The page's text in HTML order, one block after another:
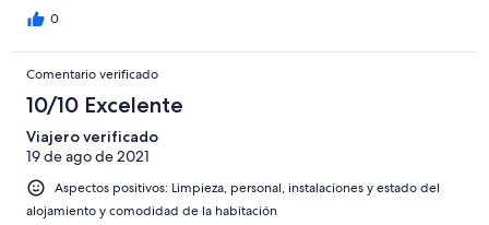
0
Comentario verificado
10/10 Excelente
Viajero verificado
19 de ago de 2021
Aspectos positivos: Limpieza, personal, instalaciones y estado del
alojamiento y comodidad de la habitación